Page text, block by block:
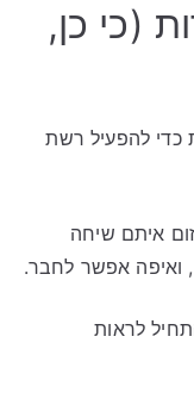
(כי כן,
כדי להפעיל רשת
וליזום איתם שיחה
ואיפה אפשר לחבר.
לראות